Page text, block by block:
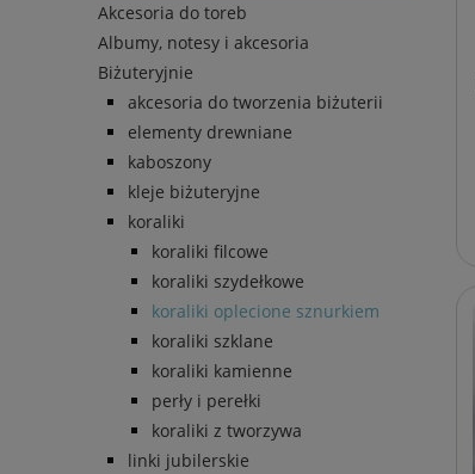
Akcesoria do toreb
Albumy, notesy i akcesoria
Biżuteryjnie
akcesoria do tworzenia biżuterii
elementy drewniane
kaboszony
kleje biżuteryjne
koraliki
koraliki filcowe
koraliki szydełkowe
koraliki oplecione sznurkiem
koraliki szklane
koraliki kamienne
perły i perełki
koraliki z tworzywa
linki jubilerskie